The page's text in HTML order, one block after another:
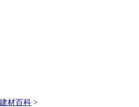
材百科 >